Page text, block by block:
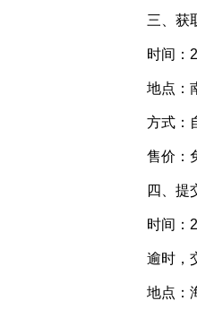
三、获
时间：
地点：南
方式：
售价：
四、提交
时间：
逾时，交
地点：海